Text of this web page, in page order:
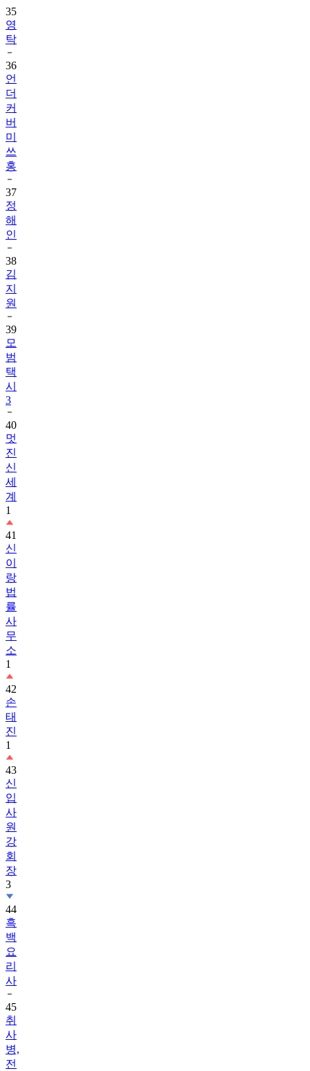
35
영
탁
36
언
더
커
버
미
쓰
홍
37
정
해
인
38
김
지
원
39
모
범
택
시
3
40
멋
진
신
세
계
1
41
신
이
랑
법
률
사
무
소
1
42
손
태
진
1
43
신
입
사
원
강
회
장
3
44
흑
백
요
리
사
45
취
사
병,
전